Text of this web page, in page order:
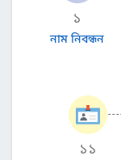
১
নাম নিবন্ধন
১১